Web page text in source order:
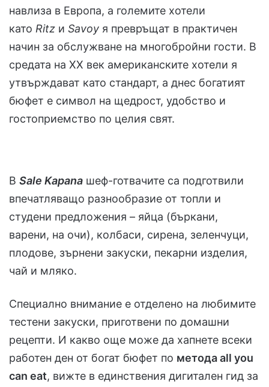
навлиза в Европа, а големите хотели
като Ritz и Savoy я превръщат в практичен
начин за обслужване на многобройни гости. В
средата на XX век американските хотели я
утвърждават като стандарт, а днес богатият
бюфет е символ на щедрост, удобство и
гостоприемство по целия свят.
В Sale Kapana шеф-готвачите са подготвили
впечатляващо разнообразие от топли и
студени предложения – яйца (бъркани,
варени, на очи), колбаси, сирена, зеленчуци,
плодове, зърнени закуски, пекарни изделия,
чай и мляко.
Специално внимание е отделено на любимите
тестени закуски, приготвени по домашни
рецепти. И какво още може да хапнете всеки
работен ден от богат бюфет по метода all you
can eat, вижте в единствения дигитален гид за